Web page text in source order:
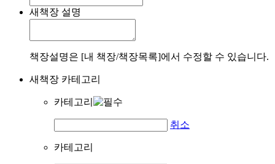
새책장 설명
책장설명은 [내 책장/책장목록]에서 수정할 수 있습니다.
새책장 카테고리
카테고리
취소
카테고리